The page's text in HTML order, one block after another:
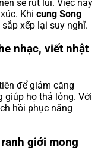
sẽ rút lui. Việc này
Khi cung Song
xếp lại suy nghĩ.
nhạc, viết nhật
để giảm căng
giúp họ thả lỏng. Với
hồi phục năng
giới mong